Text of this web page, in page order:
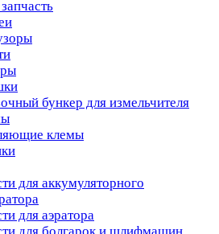
бункер для измельчителя
клемы
для аккумуляторного
для аэратора